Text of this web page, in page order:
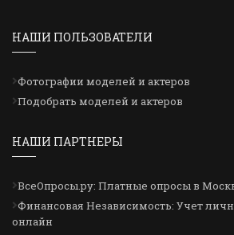
НАШИ ПОЛЬЗОВАТЕЛИ
Фотографии моделей и актеров
Подобрать моделей и актеров
НАШИ ПАРТНЕРЫ
ВсеОпросы.ру: Платные опросы в
Финансовая Независимость: Учет
онлайн